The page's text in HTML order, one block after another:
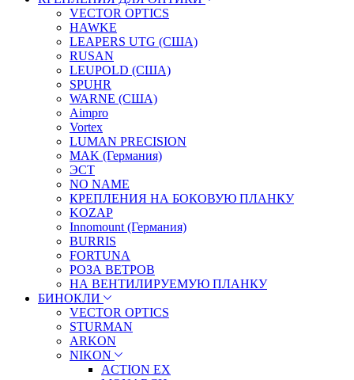
VECTOR OPTICS
HAWKE
LEAPERS UTG (США)
RUSAN
LEUPOLD (США)
SPUHR
WARNE (США)
Aimpro
Vortex
LUMAN PRECISION
MAK (Германия)
ЭСТ
NO NAME
КРЕПЛЕНИЯ НА БОКОВУЮ ПЛАНКУ
KOZAP
Innomount (Германия)
BURRIS
FORTUNA
РОЗА ВЕТРОВ
НА ВЕНТИЛИРУЕМУЮ ПЛАНКУ
БИНОКЛИ
VECTOR OPTICS
STURMAN
ARKON
NIKON
ACTION EX